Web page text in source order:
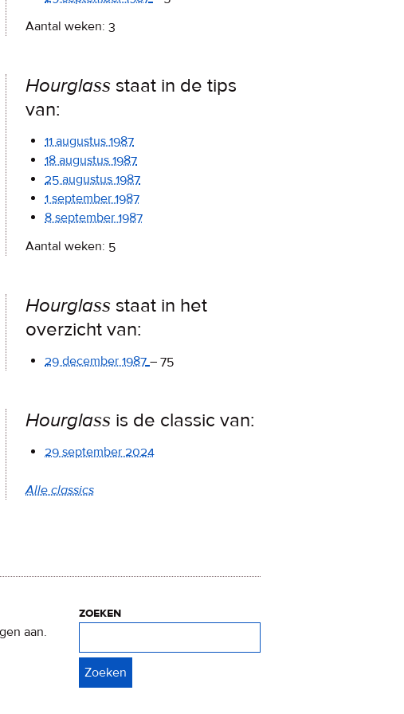
Aantal weken: 3
Hourglass staat in de tips
van:
11 augustus 1987
18 augustus 1987
25 augustus 1987
1 september 1987
8 september 1987
Aantal weken: 5
Hourglass staat in het
overzicht van:
29 december 1987 – 75
Hourglass is de classic van:
29 september 2024
Alle classics
aan.
zoeken